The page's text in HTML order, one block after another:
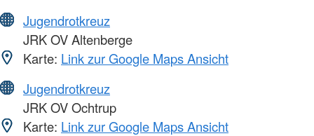
Jugendrotkreuz
JRK OV Altenberge
Karte: Link zur Google Maps Ansicht
Jugendrotkreuz
JRK OV Ochtrup
Karte: Link zur Google Maps Ansicht